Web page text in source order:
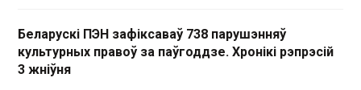
Беларускі ПЭН зафіксаваў 738 парушэнняў
культурных правоў за паўгоддзе. Хронікі рэпрэсій
3 жніўня